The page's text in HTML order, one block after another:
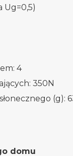
Ug=0,5)
4
350N
(g):
domu